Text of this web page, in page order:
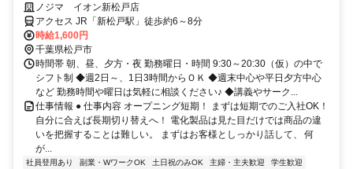
ノジマ イオン新松戸店
アクセス JR「新松戸駅」徒歩約6～8分
時給1,600円
千葉県松戸市
時間帯 朝、昼、夕方・夜 勤務曜日・時間 9:30～20:30（仮）の中で
シフト制 ◆週2日～、1日3時間からＯＫ ◆週末中心や平日夕方中心
など 勤務時間や曜日は気軽に相談ください♪ ◆講義やサーク...
仕事情報 ● 仕事内容 オープニング短期！ まずは短期でのご入社OK！
自分に合えば長期切り替えへ！ 電化製品は見た目だけでは商品の違
いを把握することは難しい。 まずはお客様としっかり話して、 何
が...
社員登用あり 副業・WワークOK 土日祝のみOK 主婦・主夫歓迎
学生歓迎